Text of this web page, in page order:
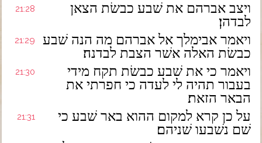
21:28
ויצב אברהם את שׁבע כבשׂת הצאן
לבדהן׃
21:29
ויאמר אבימלך אל אברהם מה הנה שׁבע
כבשׂת האלה אשׁר הצבת לבדנה׃
21:30
ויאמר כי את שׁבע כבשׂת תקח מידי
בעבור תהיה לי לעדה כי חפרתי את
הבאר הזאת׃
21:31
על כן קרא למקום ההוא באר שׁבע כי
שׁם נשׁבעו שׁניהם׃